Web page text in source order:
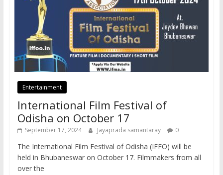
Entertainment
International Film Festival of
Odisha on October 17
September 17, 2024 Jayaprada samantaray 0
The International Film Festival of Odisha (IFFO) will be
held in Bhubaneswar on October 17. Filmmakers from all
over the